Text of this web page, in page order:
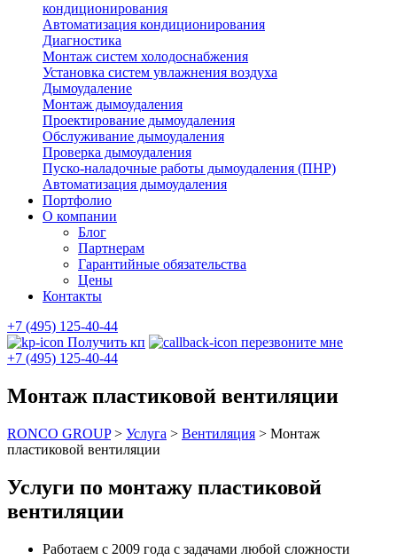
кондиционирования
Автоматизация кондиционирования
Диагностика
Монтаж систем холодоснабжения
Установка систем увлажнения воздуха
Дымоудаление
Монтаж дымоудаления
Проектирование дымоудаления
Обслуживание дымоудаления
Проверка дымоудаления
Пуско-наладочные работы дымоудаления (ПНР)
Автоматизация дымоудаления
Портфолио
О компании
Блог
Партнерам
Гарантийные обязательства
Цены
Контакты
+7 (495) 125-40-44
Получить кп
перезвоните мне
+7 (495) 125-40-44
Монтаж пластиковой вентиляции
RONCO GROUP> Услуга > Вентиляция > Монтаж
пластиковой вентиляции
Услуги по монтажу пластиковой
вентиляции
Работаем с 2009 года с задачами любой сложности